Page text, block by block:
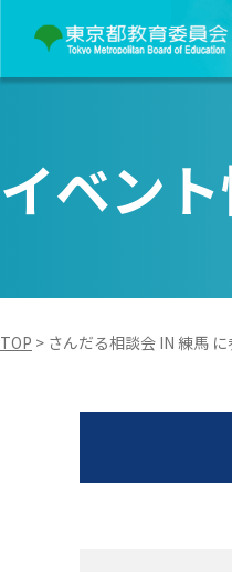
イベン
TOP > さんだる相談会 IN 練馬